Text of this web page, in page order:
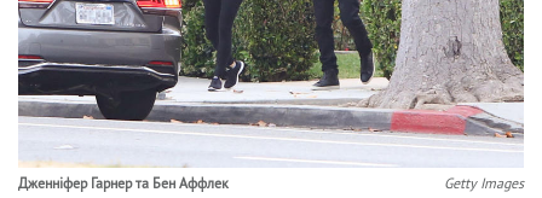
Дженніфер Гарнер та Бен Аффлек Getty Images